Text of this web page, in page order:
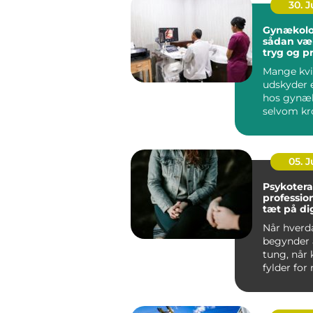
30.
sådan
tryg og
Mange
udskyder
hos
selvom
noget er...
05.
tæt på
Når
begynder
tung, når
fylder for
spænd...